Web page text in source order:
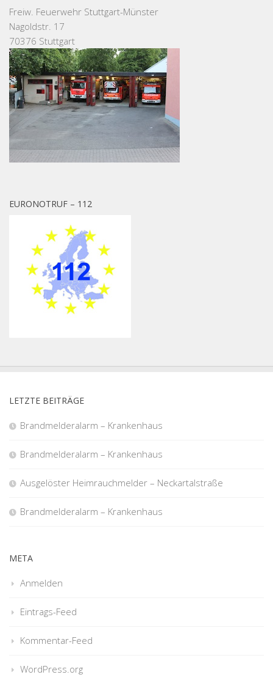
Freiw. Feuerwehr Stuttgart-Münster
Nagoldstr. 17
70376 Stuttgart
EURONOTRUF – 112
LETZTE BEITRÄGE
Brandmelderalarm – Krankenhaus
Brandmelderalarm – Krankenhaus
Ausgelöster Heimrauchmelder – Neckartalstraße
Brandmelderalarm – Krankenhaus
META
Anmelden
Eintrags-Feed
Kommentar-Feed
WordPress.org